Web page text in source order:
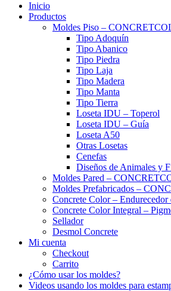
Inicio
Productos
Moldes Piso –
Tipo Adoquín
Tipo Abanico
Tipo Piedra
Tipo Laja
Tipo Madera
Tipo Manta
Tipo Tierra
Loseta IDU – Toperol
Loseta IDU – Guía
Loseta A50
Otras Losetas
Cenefas
Diseños de Animales y
Moldes Pared –
Moldes Prefabricados –
Concrete Color – Endurecedor
Concrete Color Integral –
Sellador
Desmol Concrete
Mi cuenta
Checkout
Carrito
¿Cómo usar los moldes?
Videos usando los moldes para